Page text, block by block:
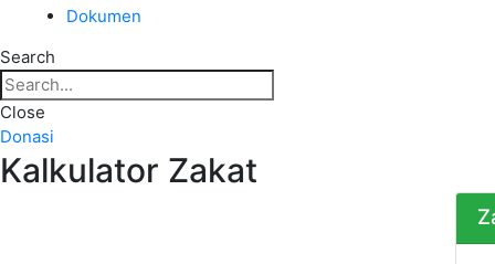
Dokumen
Search
Close
Donasi
Kalkulator Zakat